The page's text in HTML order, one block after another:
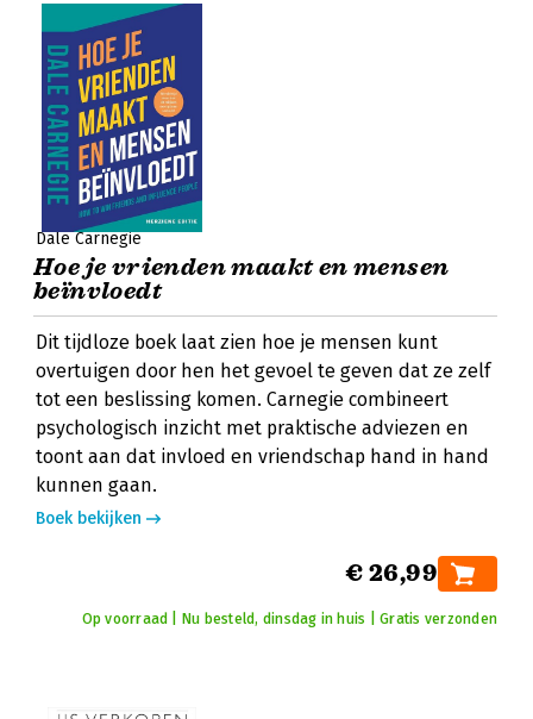
Dale Carnegie
Hoe je vrienden maakt en mensen
beïnvloedt
Dit tijdloze boek laat zien hoe je mensen kunt
overtuigen door hen het gevoel te geven dat ze zelf
tot een beslissing komen. Carnegie combineert
psychologisch inzicht met praktische adviezen en
toont aan dat invloed en vriendschap hand in hand
kunnen gaan.
Boek bekijken
€ 26,99
Op voorraad | Nu besteld, dinsdag in huis | Gratis verzonden